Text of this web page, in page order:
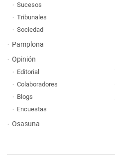
Sucesos
Tribunales
Sociedad
Pamplona
Opinión
Editorial
Colaboradores
Blogs
Encuestas
Osasuna